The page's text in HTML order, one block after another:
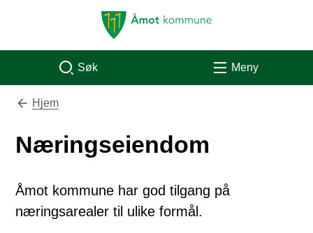
Åmot kommune
Søk Meny
Du er her:
Hjem
Næringseiendom
Åmot kommune har god tilgang på
næringsarealer til ulike formål.